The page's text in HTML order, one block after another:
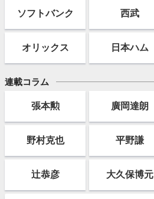
ソフトバンク 西武
オリックス 日本ハム
連載コラム
張本勲 廣岡達朗
野村克也 平野謙
辻恭彦 大久保博元